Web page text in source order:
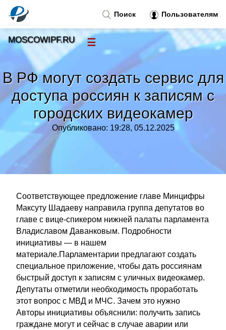
В РФ могут создать сервис для
доступа россиян к записям с
городских видеокамер
Опубликовано: 19:28, 05.12.2025
Соответствующее предложение главе Минцифры
Максуту Шадаеву направила группа депутатов во
главе с вице-спикером нижней палаты парламента
Владиславом Даванковым. Подробности
инициативы — в нашем
материале.Парламентарии предлагают создать
специальное приложение, чтобы дать россиянам
быстрый доступ к записям с уличных видеокамер.
Депутаты отметили необходимость проработать
этот вопрос с МВД и МЧС. Зачем это нужно
Авторы инициативы объяснили: получить запись
граждане могут и сейчас в случае аварии или
Поиск Пользователям
MOSCOWIPF.RU ☰
Новости
Тренды новостей »
Рубрики»
Правила »
Контакт»